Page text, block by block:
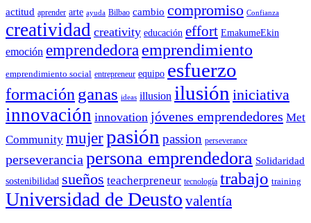
actitud aprender arte ayuda Bilbao cambio compromiso Confianza
creatividad creativity educación effort EmakumeEkin
emoción emprendedora emprendimiento
emprendimiento social entrepreneur equipo esfuerzo
formación ganas ideas illusion ilusión iniciativa
innovación innovation jóvenes emprendedores Met
Community mujerpasión passion perseverance
perseverancia persona emprendedora Solidaridad
sostenibilidad sueños teacherpreneur tecnología trabajo training
Universidad de Deusto valentía